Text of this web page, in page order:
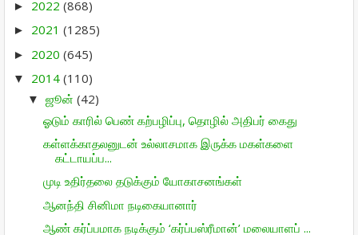
► 2022 (868)
► 2021 (1285)
► 2020 (645)
▼ 2014 (110)
▼ ஜூன் (42)
ஓடும் காரில் பெண் கற்பழிப்பு, தொழில் அதிபர் கைது
கள்ளக்காதலனுடன் உல்லாசமாக இருக்க மகள்களை
கட்டாயப்ப...
முடி உதிர்தலை தடுக்கும் யோகாசனங்கள்
ஆனந்தி சினிமா நடிகையானார்
ஆண் கர்ப்பமாக நடிக்கும் ‘கர்ப்பஸ்ரீமான்’ மலையாளப் ...